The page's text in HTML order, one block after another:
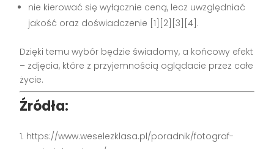
nie kierować się wyłącznie ceną, lecz uwzględniać
jakość oraz doświadczenie [1][2][3][4] .
Dzięki temu wybór będzie świadomy, a końcowy efekt
– zdjęcia, które z przyjemnością oglądacie przez całe
życie.
Źródła:
https://www.weselezklasa.pl/poradnik/fotograf-